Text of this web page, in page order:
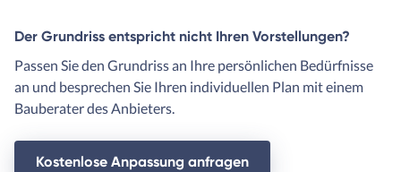
Der Grundriss entspricht nicht Ihren Vorstellungen?
Passen Sie den Grundriss an Ihre persönlichen Bedürfnisse
an und besprechen Sie Ihren individuellen Plan mit einem
Bauberater des Anbieters.
Kostenlose Anpassung anfragen